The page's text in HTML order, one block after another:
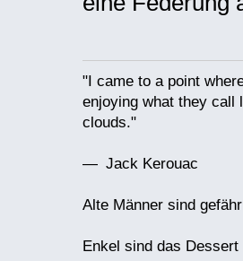
"I came to a point
enjoying what they call
clouds."
— Jack Kerouac
Alte Männer sind
Enkel sind das Dessert